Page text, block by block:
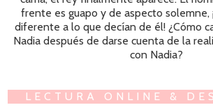
frente es guapo y de aspecto solemne,
diferente a lo que decían de él! ¿Cómo
Nadia después de darse cuenta de la
con Nadia?
LECTURA ONLINE &